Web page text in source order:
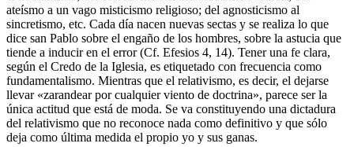
ateísmo a un vago misticismo religioso; del agnosticismo al
sincretismo, etc. Cada día nacen nuevas sectas y se realiza lo que
dice san Pablo sobre el engaño de los hombres, sobre la astucia que
tiende a inducir en el error (Cf. Efesios 4, 14). Tener una fe clara,
según el Credo de la Iglesia, es etiquetado con frecuencia como
fundamentalismo. Mientras que el relativismo, es decir, el dejarse
llevar «zarandear por cualquier viento de doctrina», parece ser la
única actitud que está de moda. Se va constituyendo una dictadura
del relativismo que no reconoce nada como definitivo y que sólo
deja como última medida el propio yo y sus ganas.